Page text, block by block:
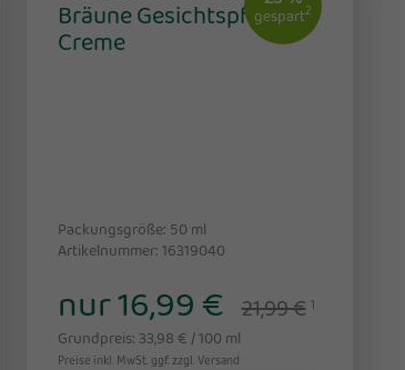
gespart2
Bräune Gesichtspflege
Creme
Packungsgröße: 50 ml
Artikelnummer: 16319040
nur 16,99 € 21,99 € 1
Grundpreis: 33,98 € / 100 ml
Preise inkl. MwSt. ggf. zzgl. Versand